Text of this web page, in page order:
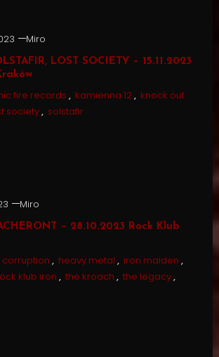
Miro
LOST SOCIETY – 15.11.2023
fire records , kamienna 12, knock out
society, solstafir
Miro
– 28.10.2023 Rock Klub
corruption , heavy metal , iron maiden ,
klub iron , the kroach , the legacy,